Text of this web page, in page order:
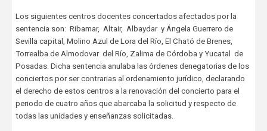
Los siguientes centros docentes concertados afectados por la
sentencia son: Ribamar, Altair, Albaydar y Ángela Guerrero de
Sevilla capital, Molino Azul de Lora del Río, El Cható de Brenes,
Torrealba de Almodovar del Río, Zalima de Córdoba y Yucatal de
Posadas. Dicha sentencia anulaba las órdenes denegatorias de los
conciertos por ser contrarias al ordenamiento jurídico, declarando
el derecho de estos centros a la renovación del concierto para el
periodo de cuatro años que abarcaba la solicitud y respecto de
todas las unidades y enseñanzas solicitadas.